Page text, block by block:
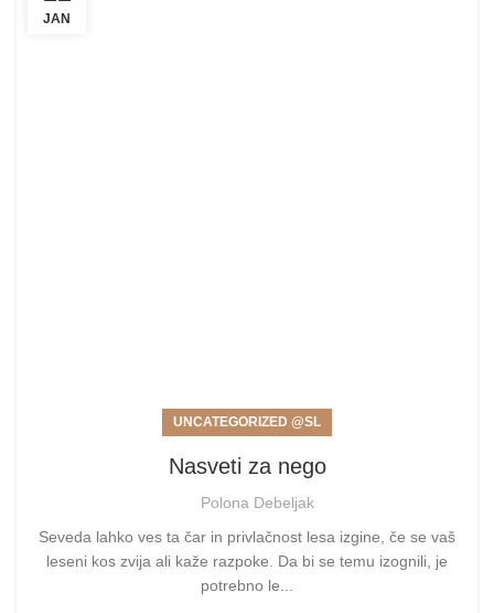
JAN
UNCATEGORIZED @SL
Nasveti za nego
Polona Debeljak
Seveda lahko ves ta čar in privlačnost lesa izgine, če se vaš
leseni kos zvija ali kaže razpoke. Da bi se temu izognili, je
potrebno le...